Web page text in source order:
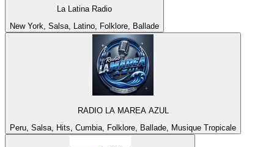
La Latina Radio
New York, Salsa, Latino, Folklore, Ballade
RADIO LA MAREA AZUL
Peru, Salsa, Hits, Cumbia, Folklore, Ballade, Musique Tropicale